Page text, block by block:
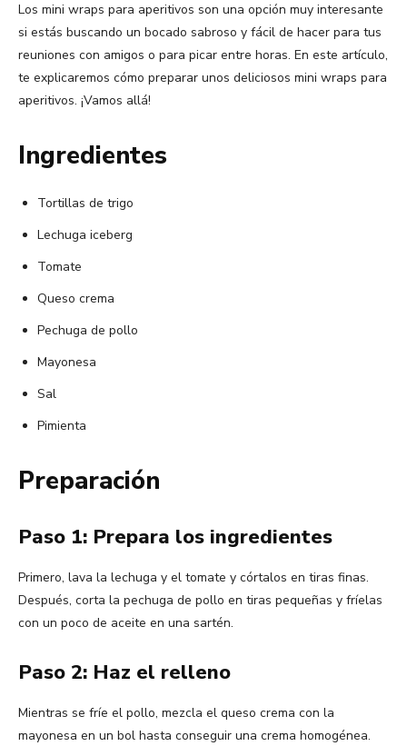
Los mini wraps para aperitivos son una opción muy interesante
si estás buscando un bocado sabroso y fácil de hacer para tus
reuniones con amigos o para picar entre horas. En este artículo,
te explicaremos cómo preparar unos deliciosos mini wraps para
aperitivos. ¡Vamos allá!
Ingredientes
Tortillas de trigo
Lechuga iceberg
Tomate
Queso crema
Pechuga de pollo
Mayonesa
Sal
Pimienta
Preparación
Paso 1: Prepara los ingredientes
Primero, lava la lechuga y el tomate y córtalos en tiras finas.
Después, corta la pechuga de pollo en tiras pequeñas y fríelas
con un poco de aceite en una sartén.
Paso 2: Haz el relleno
Mientras se fríe el pollo, mezcla el queso crema con la
mayonesa en un bol hasta conseguir una crema homogénea.